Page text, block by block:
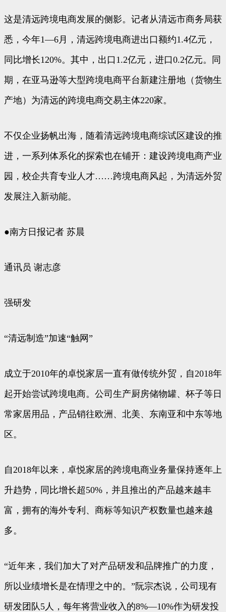
这是清远跨境电商发展的侧影。记者从清远市商务局获
悉，今年1—6月，清远跨境电商进出口额约1.4亿元，
同比增长120%。其中，出口1.2亿元，进口0.2亿元。同
期，在亚马逊等大型跨境电商平台新建注册地（货物生
产地）为清远的跨境电商交易主体220家。
不仅企业扬帆出海，随着清远跨境电商综试区建设的推
进，一系列体系化的探索也在铺开：建设跨境电商产业
园，校企共育专业人才……跨境电商风起，为清远外贸
发展注入新动能。
●南方日报记者 苏晨
通讯员 谢志彦
强研发
“清远制造”加速“触网”
成立于2010年的卓悦家居一直有做传统外贸，自2018年
起开始尝试跨境电商。公司生产厨房储物罐、杯子等日
常家居用品，产品销往欧洲、北美、东南亚和中东等地
区。
自2018年以来，卓悦家居的跨境电商业务量保持逐年上
升趋势，同比增长超50%，并且推出的产品越来越丰
富，拥有的海外专利、商标等知识产权数量也越来越
多。
“近年来，我们加大了对产品研发和品牌推广的力度，
所以业绩增长是在情理之中的。”阮宗杰说，公司现有
研发团队5人，每年将营业收入的8%—10%作为研发投